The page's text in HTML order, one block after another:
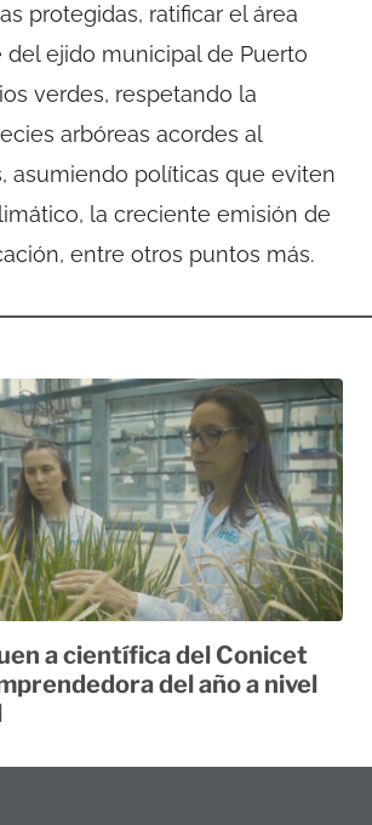
protegidas, ratificar el área
del ejido municipal de Puerto
verdes, respetando la
arbóreas acordes al
asumiendo políticas que eviten
la creciente emisión de
entre otros puntos más.
a científica del Conicet
del año a nivel